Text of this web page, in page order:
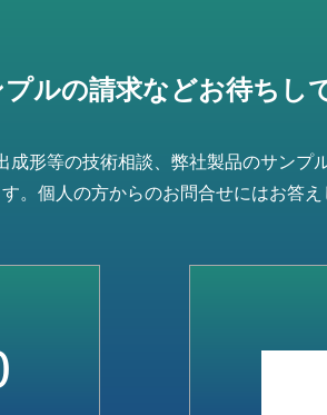
ルの請求などお待ちし
形等の技術相談、弊社製品のサンプ
。個人の方からのお問合せにはお答